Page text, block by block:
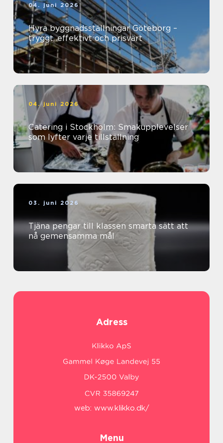
04. juni 2026
Hyra byggnadsställningar Göteborg –
tryggt, effektivt och prisvärt
04. juni 2026
Catering i Stockholm: Smakupplevelser
som lyfter varje tillställning
03. juni 2026
Tjäna pengar till klassen smarta sätt att
nå gemensamma mål
Adress
web: www.klikko.dk/
Menu